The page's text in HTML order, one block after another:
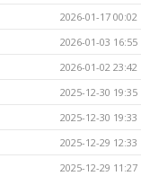
2026-01-17 00:02
2026-01-03 16:55
2026-01-02 23:42
2025-12-30 19:35
2025-12-30 19:33
2025-12-29 12:33
2025-12-29 11:27